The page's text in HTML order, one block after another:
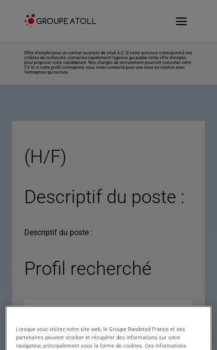
Offre d’emploi pour un contrat au poste de situé à (). Si cette annonce correspond à vos
critères de recherche, contactez rapidement l’agence qui publie cette offre d’emploi
pour proposer votre candidature. Nos chargés de recrutement pourront consulter votre
CV et si votre profil correspond, vous serez contacté pour une mise en relation avec
l’entreprise qui recrute.
(H/F)
Descriptif du poste :
Descriptif du poste :
Profil recherché
Lorsque vous visitez notre site web, le Groupe Randstad France et ses
partenaires peuvent stocker et récupérer des informations sur votre
navigateur, principalement sous la forme de cookies. Ces informations